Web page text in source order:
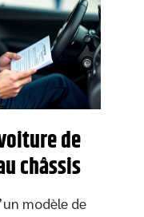
de
châssis
modèle de